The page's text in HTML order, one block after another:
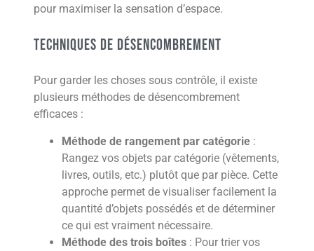
pour maximiser la sensation d’espace.
Techniques de désencombrement
Pour garder les choses sous contrôle, il existe
plusieurs méthodes de désencombrement
efficaces :
Méthode de rangement par catégorie :
Rangez vos objets par catégorie (vêtements,
livres, outils, etc.) plutôt que par pièce. Cette
approche permet de visualiser facilement la
quantité d’objets possédés et de déterminer
ce qui est vraiment nécessaire.
Méthode des trois boîtes : Pour trier vos